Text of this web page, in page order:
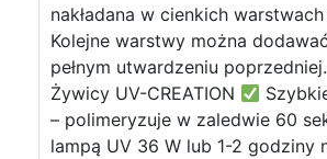
nakładana w cienkich
Kolejne warstwy można
pełnym utwardzeniu
Żywicy UV-CREATION
– polimeryzuje w zaledwie 60
lampą UV 36 W lub 1-2 godziny